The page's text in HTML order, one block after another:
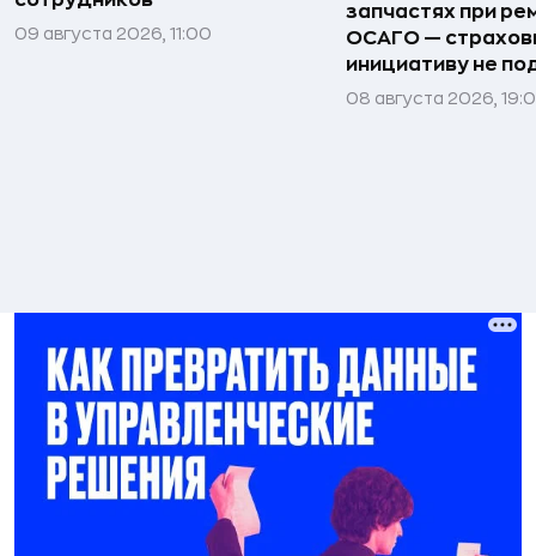
09 августа 2026, 11:00
запчастях при
ОСАГО —
инициативу не
08 августа 2026,